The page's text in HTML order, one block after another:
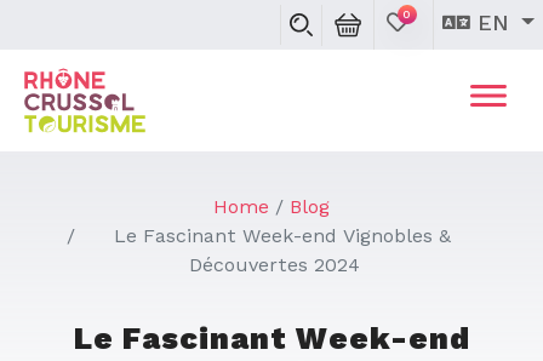
0 EN
Home
Blog
Le Fascinant Week-end Vignobles &
Découvertes 2024
Le Fascinant Week-end